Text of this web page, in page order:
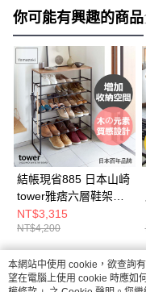
你可能有興趣的商品
結帳現省885 日本山崎
tower雅痞六層鞋架
(黑)/鞋架/鞋櫃/鞋子收
納/脫鞋架/層架
NT$3,315
NT$4,200
熱門標籤
本網站中使用 cookie，欲查詢
望在電腦上使用 cookie 時應如